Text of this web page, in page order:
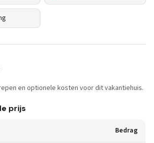
en optionele kosten voor dit vakantiehuis.
prijs
Bedrag